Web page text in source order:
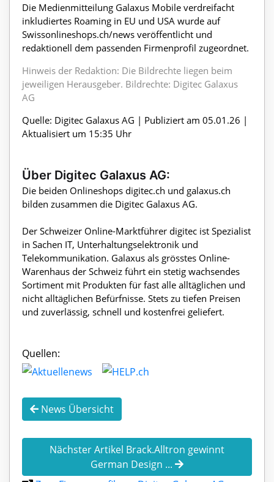
Die Medienmitteilung Galaxus Mobile verdreifacht
inkludiertes Roaming in EU und USA wurde auf
Swissonlineshops.ch/news veröffentlicht und
redaktionell dem passenden Firmenprofil zugeordnet.
Hinweis der Redaktion: Die Bildrechte liegen beim
jeweiligen Herausgeber. Bildrechte: Digitec Galaxus
AG
Quelle: Digitec Galaxus AG | Publiziert am 05.01.26 |
Aktualisiert um 15:35 Uhr
Über Digitec Galaxus AG:
Die beiden Onlineshops digitec.ch und galaxus.ch
bilden zusammen die Digitec Galaxus AG.
Der Schweizer Online-Marktführer digitec ist Spezialist
in Sachen IT, Unterhaltungselektronik und
Telekommunikation. Galaxus als grösstes Online-
Warenhaus der Schweiz führt ein stetig wachsendes
Sortiment mit Produkten für fast alle alltäglichen und
nicht alltäglichen Befürfnisse. Stets zu tiefen Preisen
und zuverlässig, schnell und kostenfrei geliefert.
Quellen:
News Übersicht
Nächster Artikel Brack.Alltron gewinnt
German Design ...